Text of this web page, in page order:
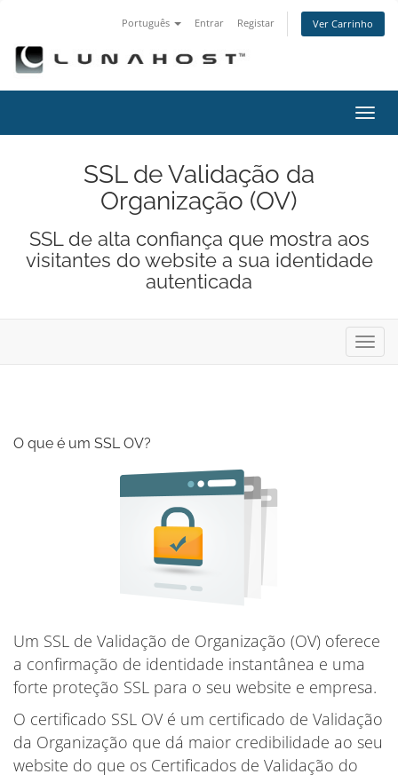
Português Entrar Registar Ver Carrinho
SSL de Validação da
Organização (OV)
SSL de alta confiança que mostra aos
visitantes do website a sua identidade
autenticada
O que é um SSL OV?
Um SSL de Validação de Organização (OV) oferece
a confirmação de identidade instantânea e uma
forte proteção SSL para o seu website e empresa.
O certificado SSL OV é um certificado de Validação
da Organização que dá maior credibilidade ao seu
website do que os Certificados de Validação do